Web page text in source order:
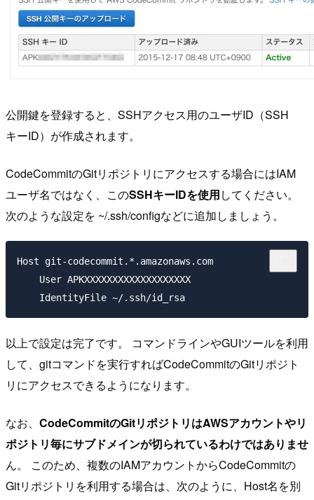
公開鍵を登録すると、SSHアクセス用のユーザID（SSH
キーID）が作成されます。
CodeCommitのGitリポジトリにアクセスする場合にはIAM
ユーザ名ではなく、このSSHキーIDを使用してください。
次のような設定を ~/.ssh/configなどに追加しましょう。
Host git-codecommit.*.amazonaws.com
    User APKXXXXXXXXXXXXXXXXXXX
以上で設定は完了です。 コマンドラインやGUIツールを利用
して、gitコマンドを実行すればCodeCommitのGitリポジト
リにアクセスできるようになります。
なお、 CodeCommitのGitリポジトリはAWSアカウントやリ
ポジトリ毎にサブドメインが切られているわけではありませ
ん。 このため、複数のIAMアカウントからCodeCommitの
Gitリポジトリを利用する場合は、次のように、Host名を別